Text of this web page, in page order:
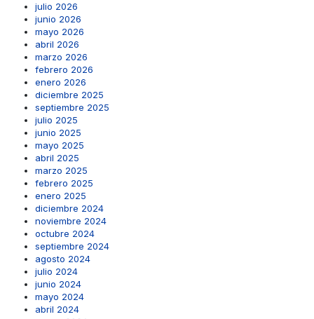
julio 2026
junio 2026
mayo 2026
abril 2026
marzo 2026
febrero 2026
enero 2026
diciembre 2025
septiembre 2025
julio 2025
junio 2025
mayo 2025
abril 2025
marzo 2025
febrero 2025
enero 2025
diciembre 2024
noviembre 2024
octubre 2024
septiembre 2024
agosto 2024
julio 2024
junio 2024
mayo 2024
abril 2024